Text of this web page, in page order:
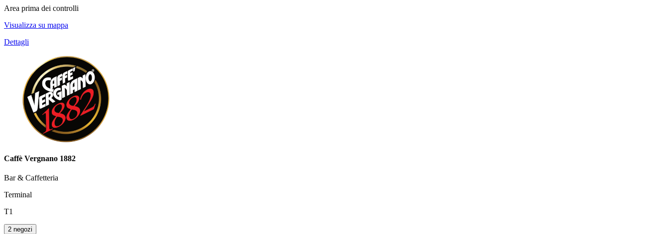
Area prima dei controlli
Visualizza su mappa
Dettagli
Caffè Vergnano 1882
Bar & Caffetteria
Terminal
T1
2 negozi